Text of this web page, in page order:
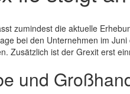
zumindest die aktuelle
bei den Unternehmen im
Zusätzlich ist der Grexit erst
und